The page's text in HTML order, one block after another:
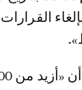
بإلغاء